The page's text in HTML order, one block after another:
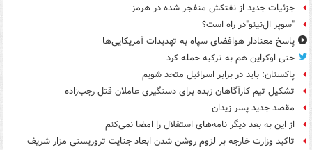
جزئیات جدید از نفتکش منفجر شده در هرمز
"سوپر ال‌نینو"در راه است؟
پاسخ معنادار هوافضای سپاه به تهدیدات آمریکایی‌ها
حتی اوکراین هم به ترکیه حمله کرد
پاکستان: باید در برابر اسرائیل متحد شویم
تشکیل تیم کارآگاهان زبده برای دستگیری عاملان قتل رجب‌زاده
مقصد جدید پسر زیدان
از این به بعد دیگر نامه‌های استقلال را امضا نمی‌کنم
تاکید وزارت خارجه بر لزوم روشن شدن ابعاد جنایت تروریستی مزار شریف